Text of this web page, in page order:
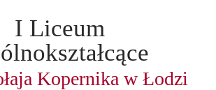
I Liceum
Kopernika w Łodzi